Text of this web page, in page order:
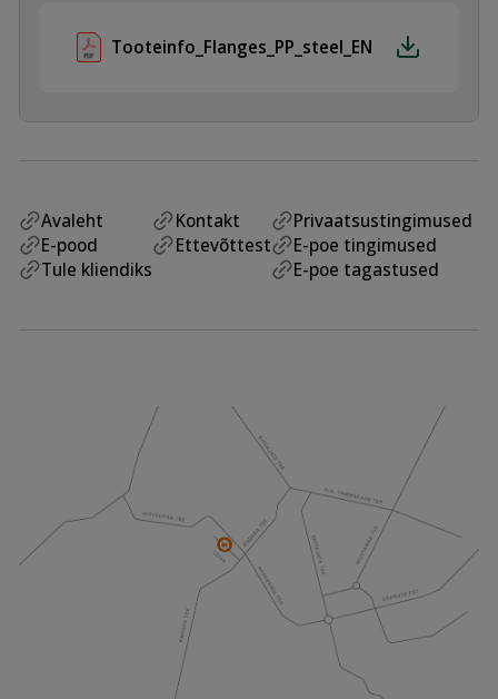
Tooteinfo_Flanges_PP_steel_EN
Avaleht
E-pood
Tule kliendiks
Kontakt
Ettevõttest
Privaatsustingimused
E-poe tingimused
E-poe tagastused